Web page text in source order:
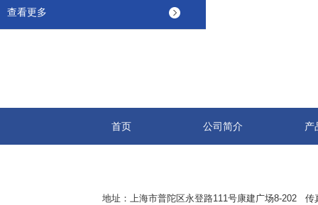
查看更多
首页 公司简介 产
地址：上海市普陀区永登路111号康建广场8-202